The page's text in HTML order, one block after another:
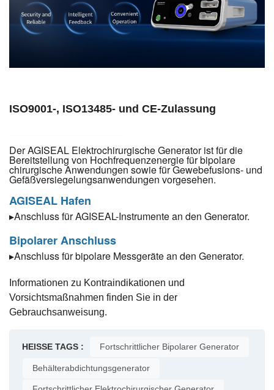
ISO9001-, ISO13485- und CE-Zulassung
Der AGISEAL Elektrochirurgische Generator ist für die
Bereitstellung von Hochfrequenzenergie für bipolare
chirurgische Anwendungen sowie für Gewebefusions- und
Gefäßversiegelungsanwendungen vorgesehen.
AGISEAL Hafen
▸Anschluss für AGISEAL-Instrumente an den Generator.
Bipolarer Anschluss
▸Anschluss für bipolare Messgeräte an den Generator.
Informationen zu Kontraindikationen und
Vorsichtsmaßnahmen finden Sie in der
Gebrauchsanweisung.
HEISSE TAGS : Fortschrittlicher Bipolarer Generator
Behälterabdichtungsgenerator